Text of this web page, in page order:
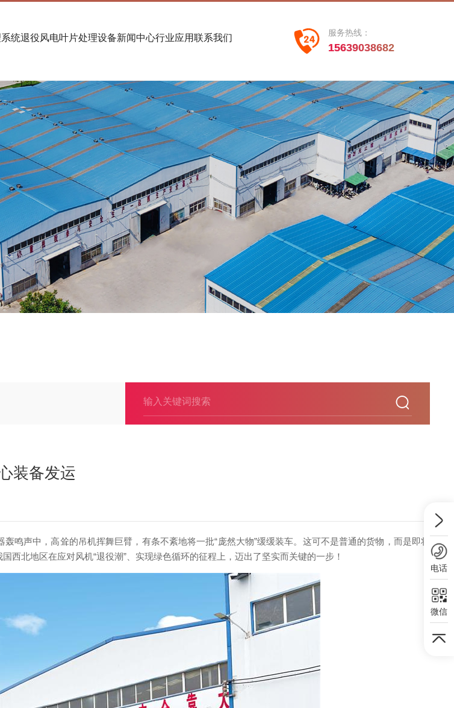
统退役风电叶片处理设备新闻中心行业应用联系我们
服务热线：
15639038682
装备发运
鸣声中，高耸的吊机挥舞巨臂，有条不紊地将一批“庞然大物”缓缓装车。这可不是普通的货物，而是即将
北地区在应对风机“退役潮”、实现绿色循环的征程上，迈出了坚实而关键的一步！
电话
微信